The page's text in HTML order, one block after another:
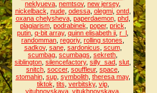
neklyueva nemtsov, new jersey,
nickelback nude, odessa, olegmi, ontd,
oxana chelysheva, paperdaemon, phd,
plagiarism, podrabinek poper, prick
putin q-bit array, quinn elisabeth ii r_l
randomman regoriy, rolling stones
sadkov, sane, sardonicus scum,
scumbag scumbags sekreth
siblington silencefactory, silly_sad slut
snitch soccer, souffleur, space
stomahin, sup, symbolith, theresa may,
tiktok tits verbitsky, vip,
vituhnovskaya, vitukhnovskaya,